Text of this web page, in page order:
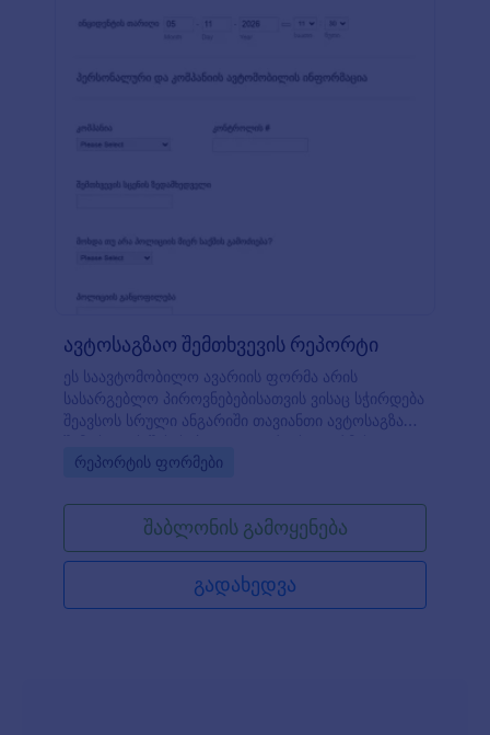
ავტოსაგზაო შემთხვევის რეპორტი
ეს საავტომობილო ავარიის ფორმა არის
სასარგებლო პიროვნებებისათვის ვისაც სჭირდება
შეავსოს სრული ანგარიში თავიანთი ავტოსაგზაო
შაბლონი არის საკმაოდ მნიშვნელოვანი,
მოსახერხებელი და გააჩნია ყველა მზა შეკითხვა.
როდესაც დაასრულებთ მოცემული
საავტომობილო ავარიის ფორმის შაბლონის
მორგებას, თქვენ შეძლებთ ყველა საჭირო
ინფორმაციის მომენტალურად შეგროვებას.
Go to Category:
რეპორტის ფორმები
შაბლონის გამოყენება
გადახედვა